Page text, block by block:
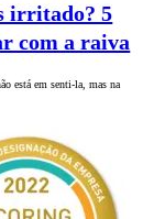
irritado? 5
com a raiva
está em senti-la, mas na